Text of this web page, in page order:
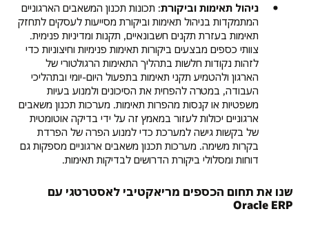
ניהול תאימות וביקורת: תכונות תכנון המשאבים הארגוניים
המתמקדות בניהול תאימות וביקורת מסייעות לעסקים לתחזק
תאימות בעזרת תקנים חשבונאיים, תקנות ומדיניות פנימית.
צוותי כספים מבצעים ביקורות תאימות פנימיות וחיצוניות כדי
לזהות נקודות חלשות בתהליך התאימות הרגולטורי של
הארגון ולהטמיע תקני תאימות בתפעול היום-יומי ובתהליכי
העבודה, במטרה להפחית את הסיכונים ולמנוע בעיות
משפטיות או קנסות מהפרות תאימות. מערכות תכנון משאבים
ארגוניים יכולות לעזור במאמץ זה על ידי בדיקה אוטומטית
של בקשות גישה למערכת כדי למנוע הפרה של הפרדת
בקרות משימה. מערכות תכנון משאבים ארגוניים מספקות גם
דוחות ומסלולי ביקורת הדרושים לבדיקות תאימות.
שנו את תחום הכספים מריאקטיבי לאסטרטגי עם
Oracle ERP